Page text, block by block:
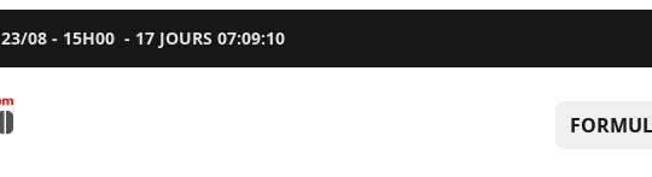
23/08 - 15H00 - 17 JOURS07:09:09